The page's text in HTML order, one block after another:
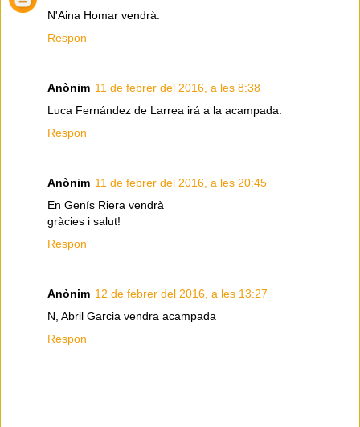
N'Aina Homar vendrà.
Respon
Anònim 11 de febrer del 2016, a les 8:38
Luca Fernández de Larrea irá a la acampada.
Respon
Anònim 11 de febrer del 2016, a les 20:45
En Genís Riera vendrà
gràcies i salut!
Respon
Anònim 12 de febrer del 2016, a les 13:27
N, Abril Garcia vendra acampada
Respon